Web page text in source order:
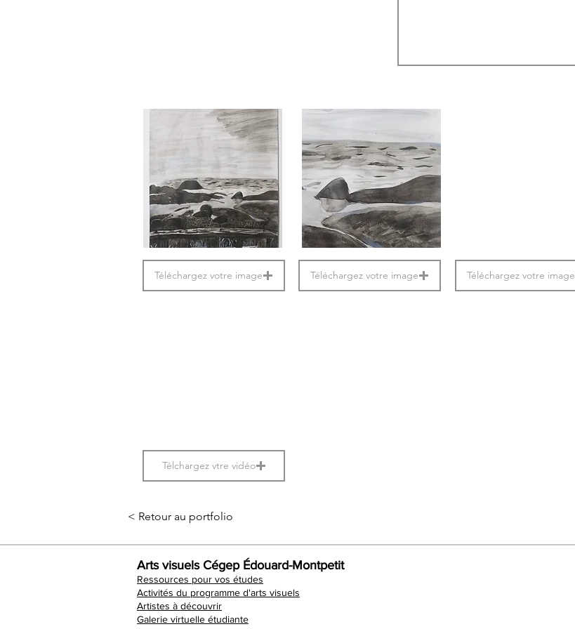
Téléchargez votre image Téléchargez votre image Téléchargez votre image
Télchargez vtre vidéo
< Retour au portfolio
Arts visuels Cégep Édouard-Montpetit
Ressources pour vos études
Activités du programme d'arts visuels
Artistes à découvrir
Galerie virtuelle étudiante